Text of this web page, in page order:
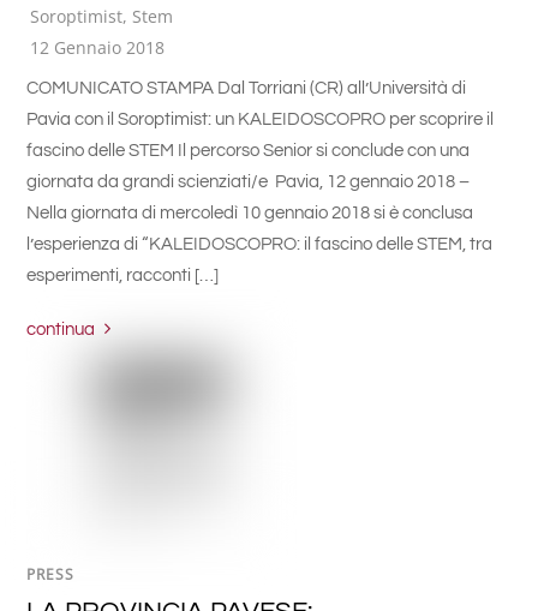
Soroptimist, Stem
12 Gennaio 2018
COMUNICATO STAMPA Dal Torriani (CR) all’Università di
Pavia con il Soroptimist: un KALEIDOSCOPRO per scoprire il
fascino delle STEM Il percorso Senior si conclude con una
giornata da grandi scienziati/e Pavia, 12 gennaio 2018 –
Nella giornata di mercoledì 10 gennaio 2018 si è conclusa
l’esperienza di “KALEIDOSCOPRO: il fascino delle STEM, tra
esperimenti, racconti […]
continua
PRESS